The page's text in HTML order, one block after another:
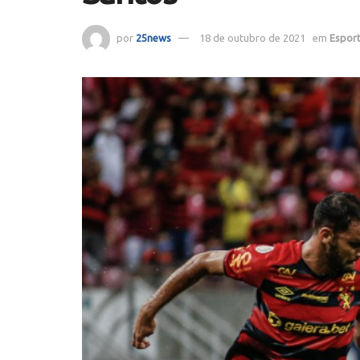
por 25news 18 de outubro de 2021 em